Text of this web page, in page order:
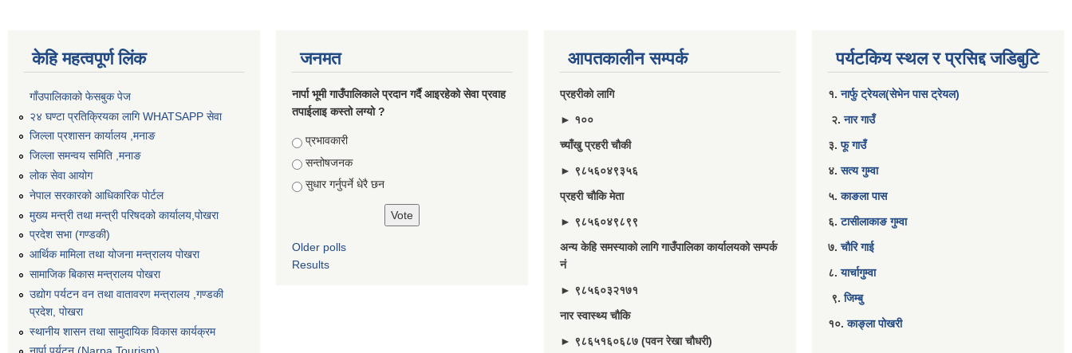
केहि महत्वपूर्ण लिंक
गाँउपालिकाको फेसबुक पेज
२४ घण्टा प्रतिक्रियका लागि WHATSAPP सेवा
जिल्ला प्रशासन कार्यालय ,मनाङ
जिल्ला समन्वय समिति ,मनाङ
लोक सेवा आयोग
नेपाल सरकारको आधिकारिक पोर्टल
मुख्य मन्त्री तथा मन्त्री परिषदको कार्यालय,पोखरा
प्रदेश सभा (गण्डकी)
आर्थिक मामिला तथा योजना मन्त्रालय पोखरा
सामाजिक बिकास मन्त्रालय पोखरा
उद्योग पर्यटन वन तथा वातावरण मन्त्रालय ,गण्डकी
प्रदेश, पोखरा
स्थानीय शासन तथा सामुदायिक विकास कार्यक्रम
जनमत
नार्पा भूमी गाउँपालिकाले प्रदान गर्दै आइरहेको सेवा प्रवाह
तपाईलाइ कस्तो लग्यो ?
Choices
प्रभावकारी
सन्तोषजनक
सुधार गर्नुपर्ने धेरै छन
Older polls
Results
आपतकालीन सम्पर्क
प्रहरीकाे लागि
► १००
च्याँखु प्रहरी चाैकी
► ९८५६०४९३५६
प्रहरी चौकि मेता
► ९८५६०४९८९९
अन्य केहि समस्याको लागि गाउँपालिका कार्यालयको सम्पर्क
नं
► ९८५६०३२१७१
नार स्वास्थ्य चौकि
► ९८६५१६०६८७ (पवन रेखा चौधरी)
पर्यटकिय स्थल र प्रसिद्द जडिबुटि
१.नार्फु ट्रेयल(सेभेन पास ट्रेयल)
२.नार गाउँ
३.फू गाउँ
४.सत्य गुम्वा
५.काङला पास
६.टासीलाकाङ गुम्वा
७.चौरि गाई
८.यार्चागुम्वा
९.जिम्बु
१०.काङ्ला पोखरी